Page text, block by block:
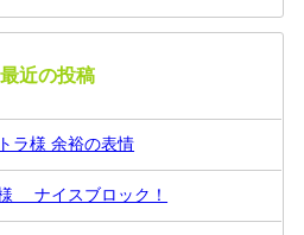
最近の投稿
ラ様 余裕の表情
ナイスブロック！